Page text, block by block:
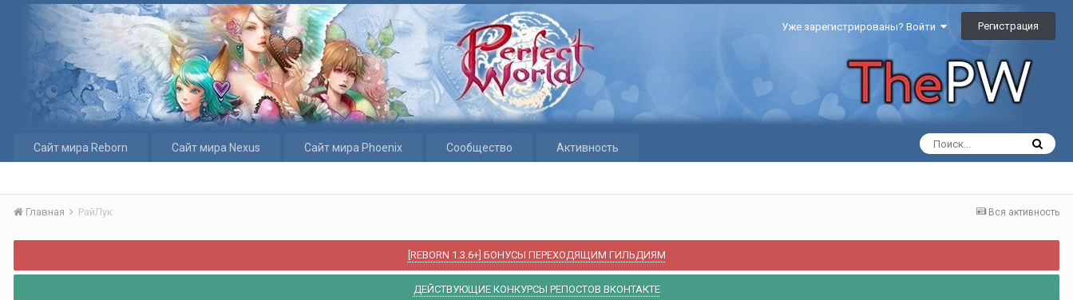
Уже зарегистрированы? Войти Регистрация
Сайт мира Reborn Сайт мира Nexus Сайт мира Phoenix Сообщество Активность
Вся активность
Главная РайЛук
[REBORN 1.3.6+] БОНУСЫ ПЕРЕХОДЯЩИМ ГИЛЬДИЯМ
ДЕЙСТВУЮЩИЕ КОНКУРСЫ РЕПОСТОВ ВКОНТАКТЕ